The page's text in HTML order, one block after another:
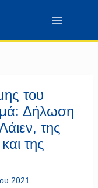
του
Δήλωση
της
της
2021